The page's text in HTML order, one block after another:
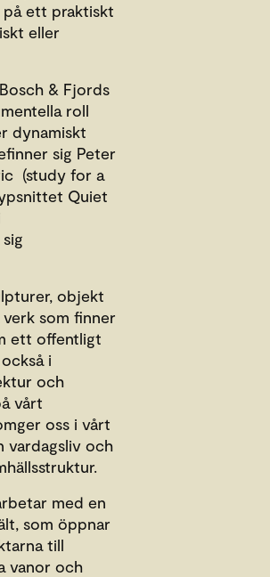
ett praktiskt
eller
& Fjords
roll
dynamiskt
sig Peter
(study for a
Quiet
objekt
som finner
ett offentligt
i
och
vårt
oss i vårt
vardagsliv och
med en
som öppnar
till
vanor och